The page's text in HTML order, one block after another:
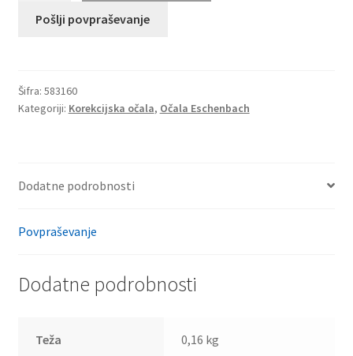
eyewear
Pošlji povpraševanje
Šifra: 583160
Kategoriji: Korekcijska očala, Očala Eschenbach
Dodatne podrobnosti
Povpraševanje
Dodatne podrobnosti
Teža 0,16 kg